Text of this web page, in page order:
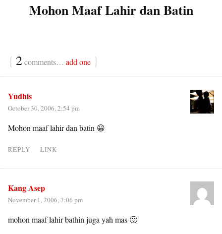
Mohon Maaf Lahir dan Batin
{ 2comments… add one }
Yudhis
October 30, 2006, 2:54 pm
Mohon maaf lahir dan batin 😀
REPLY LINK
Kang Asep
November 1, 2006, 7:06 pm
mohon maaf lahir bathin juga yah mas 🙂